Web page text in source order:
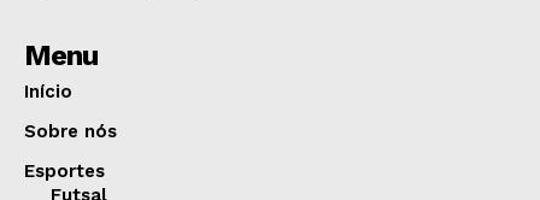
Menu
Início
Sobre nós
Esportes
Futsal